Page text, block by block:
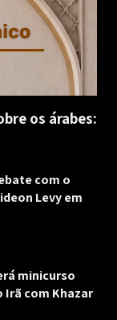
os árabes:
com o
Levy em
minicurso
com Khazar